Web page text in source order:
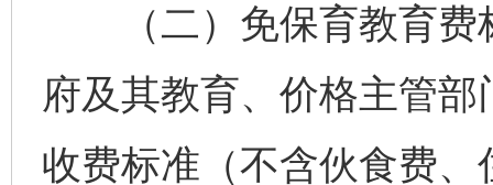
（二）免保育教育费
府及其教育、价格主管
收费标准（不含伙食费